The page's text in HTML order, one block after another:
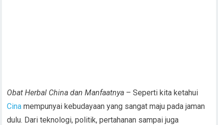
Obat Herbal China dan Manfaatnya – Seperti kita ketahui
Cina mempunyai kebudayaan yang sangat maju pada jaman
dulu. Dari teknologi, politik, pertahanan sampai juga